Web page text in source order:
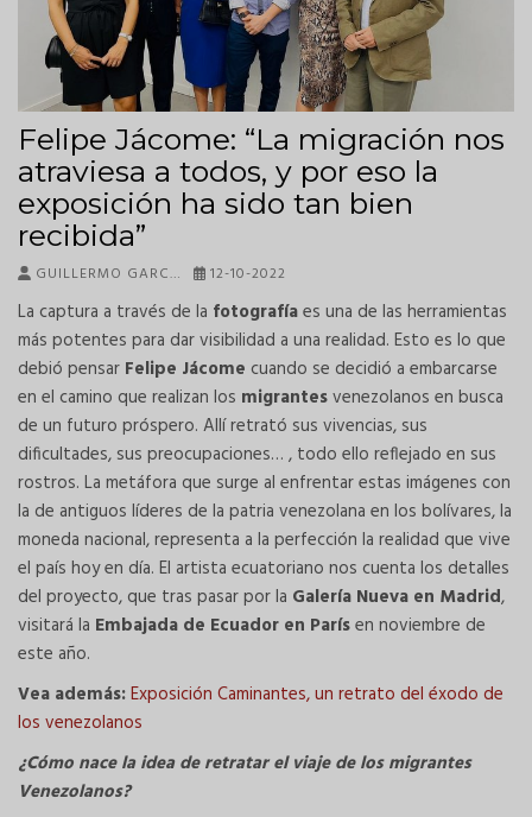
Felipe Jácome: “La migración nos
atraviesa a todos, y por eso la
exposición ha sido tan bien
recibida”
GUILLERMO GARC… 12-10-2022
La captura a través de la fotografíaes una de las herramientas
más potentes para dar visibilidad a una realidad. Esto es lo que
debió pensar Felipe Jácome cuando se decidió a embarcarse
en el camino que realizan los migrantesvenezolanos en busca
de un futuro próspero. Allí retrató sus vivencias, sus
dificultades, sus preocupaciones… , todo ello reflejado en sus
rostros. La metáfora que surge al enfrentar estas imágenes con
la de antiguos líderes de la patria venezolana en los bolívares, la
moneda nacional, representa a la perfección la realidad que vive
el país hoy en día. El artista ecuatoriano nos cuenta los detalles
del proyecto, que tras pasar por la Galería Nueva en Madrid,
visitará la Embajada de Ecuador en Parísen noviembre de
este año.
Vea además:Exposición Caminantes, un retrato del éxodo de
los venezolanos
¿Cómo nace la idea de retratar el viaje de los migrantes
Venezolanos?